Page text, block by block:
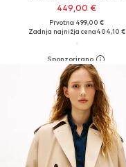
449,00 €
Prvotno: 499,00 €
Zadnja najnižja cena404,10 €